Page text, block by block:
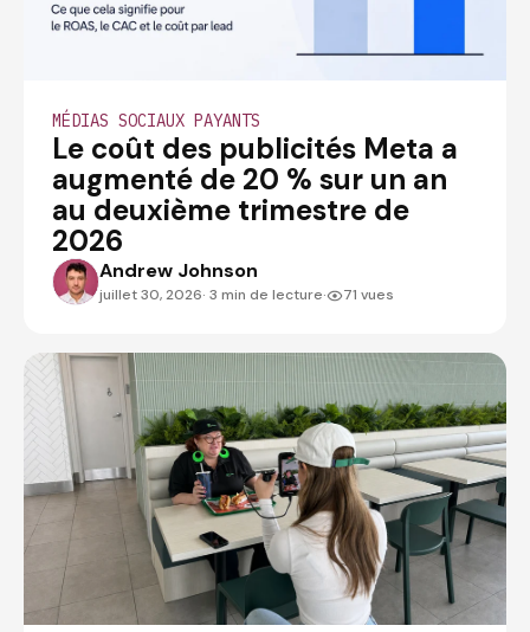
MÉDIAS SOCIAUX PAYANTS
Le coût des publicités Meta a
augmenté de 20 % sur un an
au deuxième trimestre de
2026
ANDREWJOHNSONAndrew Johnson
juillet 30, 2026· 3 min de lecture· 71 vues